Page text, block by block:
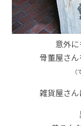
意外
骨董屋さん
雑貨屋さん